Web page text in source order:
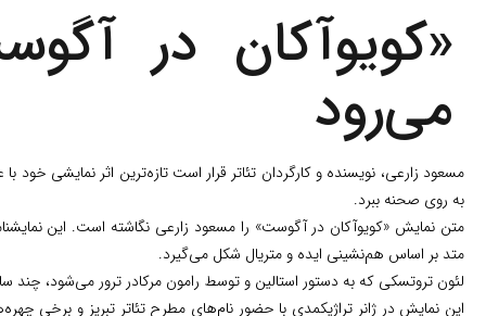
«کویوآکان در
می‌رود
مسعود زارعی، نویسنده و کارگردان تئاتر قرار است تازه‌ترین اثر نمایشی خود
به روی صحنه ببرد.
متن نمایش «کویوآکان در آگوست» را مسعود زارعی نگاشته است. این
متد بر اساس هم‌نشینی ایده و متریال شکل می‌گیرد.
لئون تروتسکی که به دستور استالین و توسط رامون مرکادر ترور می‌شود،